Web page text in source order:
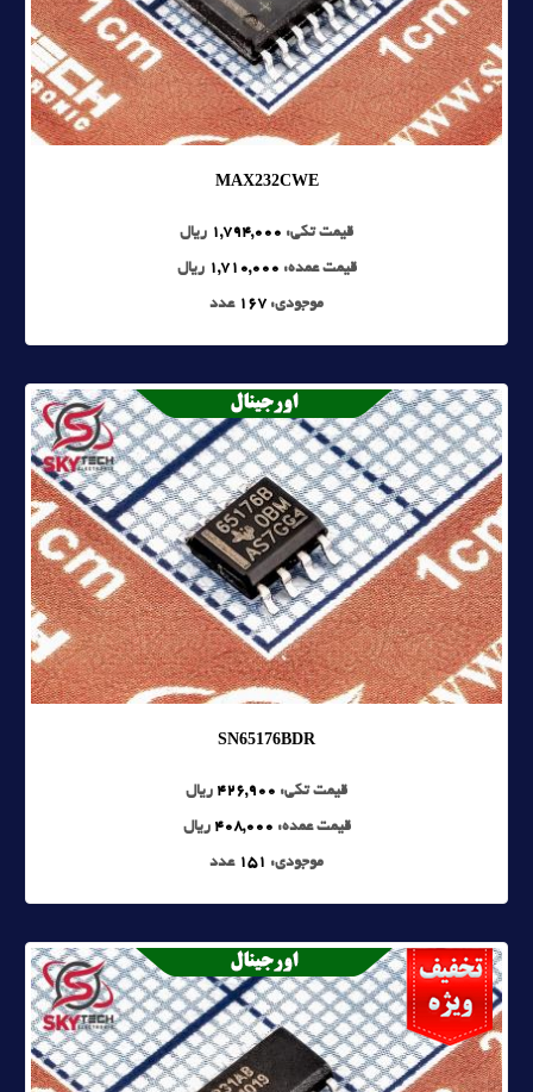
MAX232CWE
قیمت تکی: 1,794,000 ریال
قیمت عمده: 1,710,000 ریال
موجودی: 167 عدد
SN65176BDR
قیمت تکی: 426,900 ریال
قیمت عمده: 408,000 ریال
موجودی: 151 عدد